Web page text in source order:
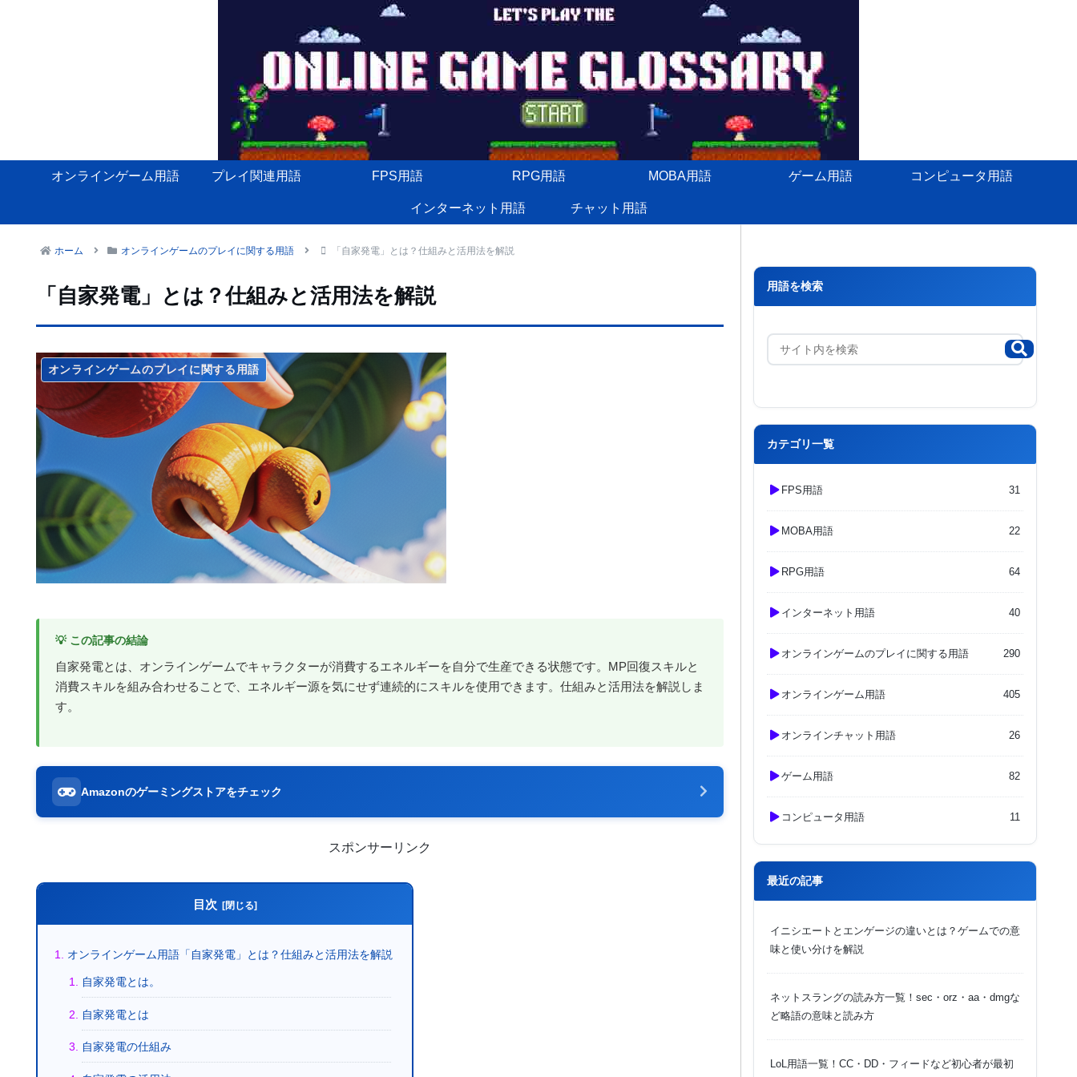
オンラインゲーム用語 プレイ関連用語 FPS用語 RPG用語 MOBA用語 ゲーム用語 コンピュータ用語
インターネット用語 チャット用語
ホーム オンラインゲームのプレイに関する用語 「自家発電」とは？仕組みと活用法を解説
「自家発電」とは？仕組みと活用法を解説
オンラインゲームのプレイに関する用語
💡 この記事の結論
自家発電とは、オンラインゲームでキャラクターが消費するエネルギーを自分で生産できる状態です。MP回復スキルと
消費スキルを組み合わせることで、エネルギー源を気にせず連続的にスキルを使用できます。仕組みと活用法を解説しま
す。
Amazonのゲーミングストアをチェック
スポンサーリンク
目次
オンラインゲーム用語「自家発電」とは？仕組みと活用法を解説
自家発電とは。
自家発電とは
自家発電の仕組み
用語を検索
カテゴリ一覧
FPS用語 31
MOBA用語 22
RPG用語 64
インターネット用語 40
オンラインゲームのプレイに関する用語 290
オンラインゲーム用語 405
オンラインチャット用語 26
ゲーム用語 82
コンピュータ用語 11
最近の記事
イニシエートとエンゲージの違いとは？ゲームでの意
味と使い分けを解説
ネットスラングの読み方一覧！sec・orz・aa・dmgな
ど略語の意味と読み方
LoL用語一覧！CC・DD・フィードなど初心者が最初